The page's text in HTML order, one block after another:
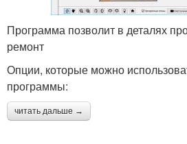
Программа позволит в деталях
ремонт
Опции, которые можно
программы:
читать дальше →